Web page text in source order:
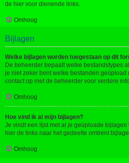
de hier voor dienende links.
Omhoog
Bijlagen
Welke bijlagen worden toegestaan op dit
De beheerder bepaalt welke bestandstypes
je niet zeker bent welke bestanden geüpload
contact op met de beheerder voor verdere
Omhoog
Hoe vind ik al mijn bijlagen?
Je vindt een lijst met al je geüploade
hier de links naar het gedeelte omtrent
Omhoog